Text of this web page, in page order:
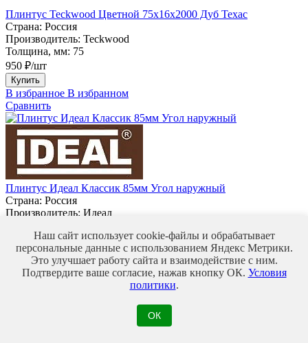
Плинтус Teckwood Цветной 75х16х2000 Дуб Техас
Страна: Россия
Производитель: Teckwood
Толщина, мм: 75
950 ₽/шт
Купить
В избранное В избранном
Сравнить
Плинтус Идеал Классик 85мм Угол наружный
Страна: Россия
Производитель: Идеал
Купить
В избранное В избранном
Сравнить
Наш сайт использует cookie-файлы и обрабатывает
персональные данные с использованием Яндекс Метрики.
Это улучшает работу сайта и взаимодействие с ним.
Подтвердите ваше согласие, нажав кнопку ОК. Условия
политики.
ОК